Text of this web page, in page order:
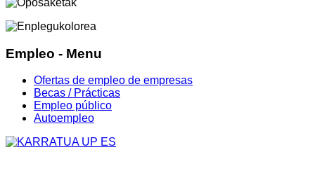
Empleo - Menu
Ofertas de empleo de empresas
Becas / Prácticas
Empleo público
Autoempleo